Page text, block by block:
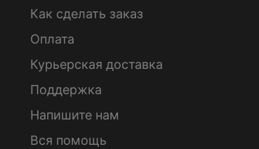
Как сделать заказ
Оплата
Курьерская доставка
Поддержка
Напишите нам
Вся помощь